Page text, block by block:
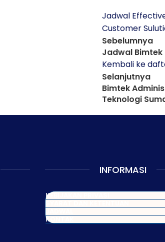
Jadwal
Customer
Sebelumnya
Jadwal Bimtek
Kembali ke
Selanjutnya
Bimtek
Teknologi
INFORMASI
KEBIJAKAN PRIVASI
SYARAT DAN KETENTUAN
KONTAK